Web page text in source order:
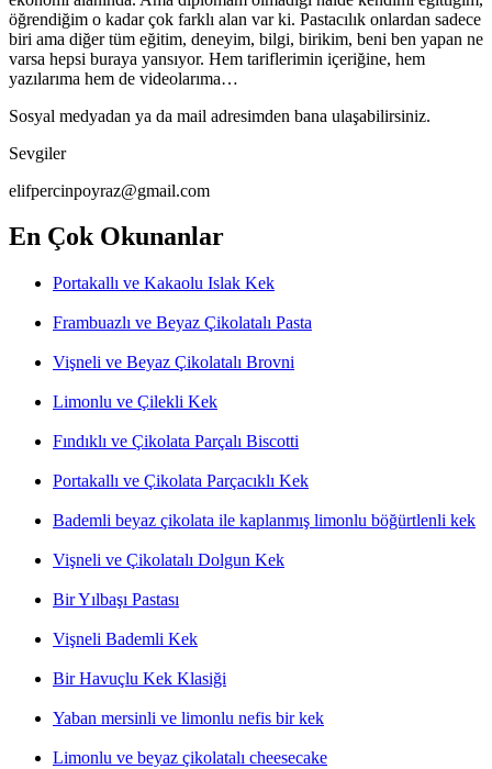
öğrendiğim o kadar çok farklı alan var ki. Pastacılık onlardan sadece
biri ama diğer tüm eğitim, deneyim, bilgi, birikim, beni ben yapan ne
varsa hepsi buraya yansıyor. Hem tariflerimin içeriğine, hem
yazılarıma hem de videolarıma…
Sosyal medyadan ya da mail adresimden bana ulaşabilirsiniz.
Sevgiler
elifpercinpoyraz@gmail.com
En Çok Okunanlar
Portakallı ve Kakaolu Islak Kek
Frambuazlı ve Beyaz Çikolatalı Pasta
Vişneli ve Beyaz Çikolatalı Brovni
Limonlu ve Çilekli Kek
Fındıklı ve Çikolata Parçalı Biscotti
Portakallı ve Çikolata Parçacıklı Kek
Bademli beyaz çikolata ile kaplanmış limonlu böğürtlenli kek
Vişneli ve Çikolatalı Dolgun Kek
Bir Yılbaşı Pastası
Vişneli Bademli Kek
Bir Havuçlu Kek Klasiği
Yaban mersinli ve limonlu nefis bir kek
Limonlu ve beyaz çikolatalı cheesecake